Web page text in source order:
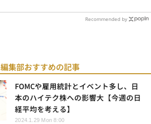
Recommended by
編集部おすすめの記事
FOMCや雇用統計とイベント多し、日
本のハイテク株への影響大【今週の日
経平均を考える】
2024.1.29 Mon 8:00